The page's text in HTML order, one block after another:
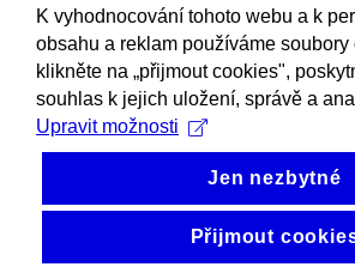
K vyhodnocování tohoto webu a k
obsahu a reklam používáme soubory
klikněte na „přijmout cookies",
souhlas k jejich uložení, správě a
Upravit možnosti
Jen nezbytné
Přijmout